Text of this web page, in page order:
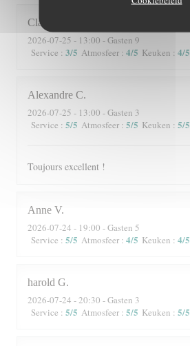
Claire
2026-07-25 - 13:00 - Gasten 9
Service : 3/5 Atmosfeer : 4/5 Keuken : 4/5
Alexandre C
2026-07-25 - 13:00 - Gasten 3
Service : 5/5 Atmosfeer : 5/5 Keuken : 5/5
Toujours excellent !
Anne V
2026-07-24 - 19:00 - Gasten 5
Service : 5/5 Atmosfeer : 4/5 Keuken : 4/5
harold G
2026-07-24 - 20:30 - Gasten 3
Service : 5/5 Atmosfeer : 5/5 Keuken : 5/5